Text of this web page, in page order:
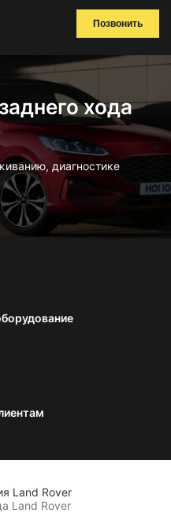
Позвонить
хода
диагностике
Land Rover
Land Rover